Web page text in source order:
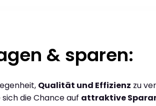
& sparen:
Qualität und Effizienz zu
die Chance auf attraktive